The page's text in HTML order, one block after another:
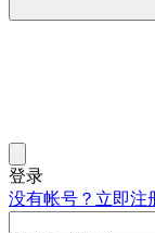
登录
没有帐号？立即注